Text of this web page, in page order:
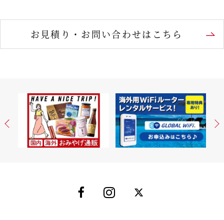
お見積り・お問い合わせはこちら